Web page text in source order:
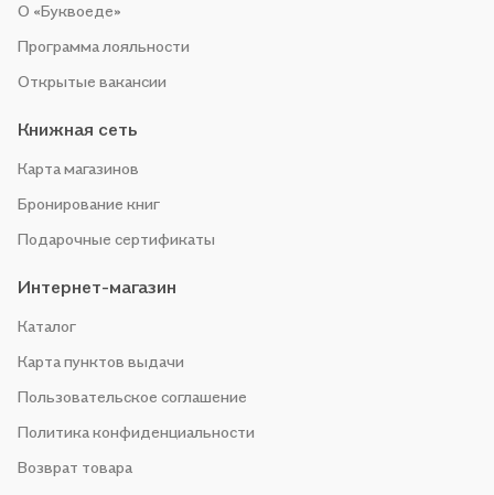
О «Буквоеде»
Программа лояльности
Открытые вакансии
Книжная сеть
Карта магазинов
Бронирование книг
Подарочные сертификаты
Интернет-магазин
Каталог
Карта пунктов выдачи
Пользовательское соглашение
Политика конфиденциальности
Возврат товара